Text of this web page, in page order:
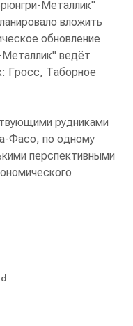
Металлик"
вложить
обновление
ведёт
Гросс, Таборное
рудниками
Фасо, по одному
перспективными